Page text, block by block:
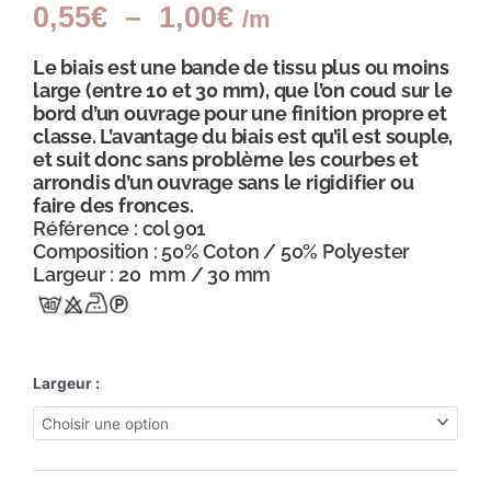
0,55€ – 1,00€
Plage
de
prix :
0,55€
à
1,00€
/m
Le biais est une bande de tissu plus ou moins
large (entre 10 et 30 mm), que l’on coud sur le
bord d’un ouvrage pour une finition propre et
classe. L’avantage du biaisest qu’il est souple,
et suit donc sans problème les courbes et
arrondis d’un ouvrage sans le rigidifier ou
faire des fronces.
Référence : col 901
Composition : 50% Coton / 50% Polyester
Largeur : 20 mm / 30 mm
Largeur :